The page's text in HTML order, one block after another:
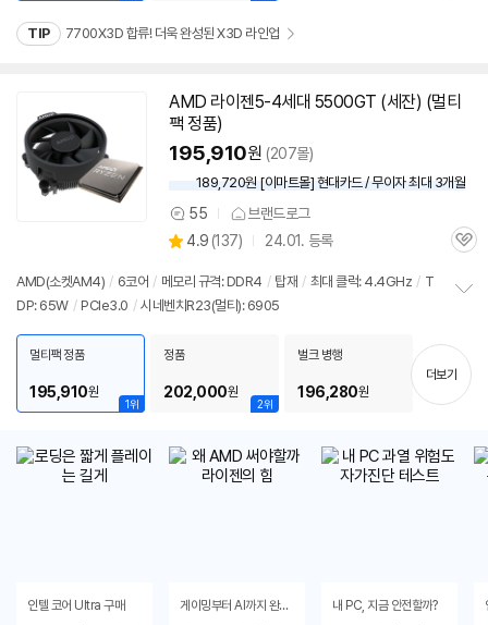
TIP 7700X3D 합류! 더욱 완성된 X3D 라인업
AMD 라이젠5-4세대 5500GT (세잔) (멀티
팩 정품)
195,910원 (207몰)
189,720원 [이마트몰] 현대카드 / 무이자 최대 3개월
상
품
견
55 브랜드로그
별
점
4.9 (상
리
뷰
137) 24.01. 등록
관
AMD(소켓AM4) / 6코어 / 메모리 규격: DDR4 / 탑재 / 최대 클럭: 4.4GHz / T
DP: 65W / PCIe3.0 / 시네벤치R23(멀티): 6905
치
기
1위
멀티팩 정품
195,910원
2위
정품
202,000원
벌크 병행
196,280원
더보기
인텔 코어 Ultra 구매 게이밍부터 AI까지 완벽대응 내 PC, 지금 안전할까?